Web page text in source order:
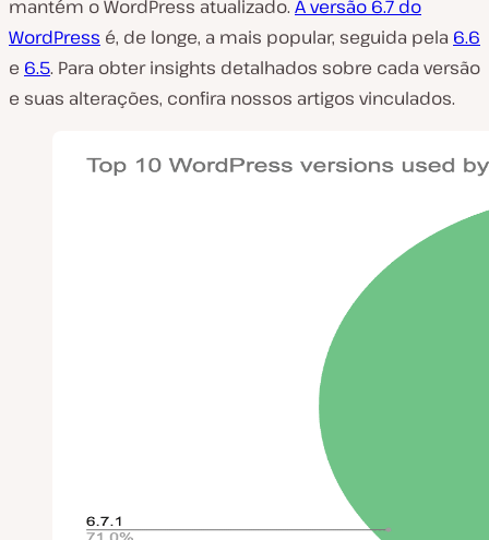
mantém o WordPress atualizado. A versão 6.7 do
WordPress é, de longe, a mais popular, seguida pela 6.6
e 6.5. Para obter insights detalhados sobre cada versão
e suas alterações, confira nossos artigos vinculados.